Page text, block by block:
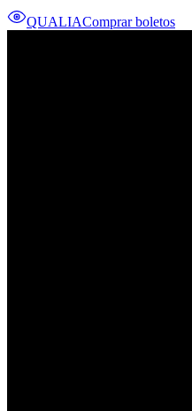
QUALIAComprar boletos